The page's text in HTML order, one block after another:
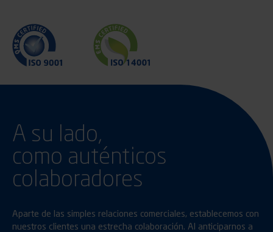
A su lado,
como auténticos
colaboradores
Aparte de las simples relaciones comerciales, establecemos con
nuestros clientes una estrecha colaboración. Al anticiparnos a